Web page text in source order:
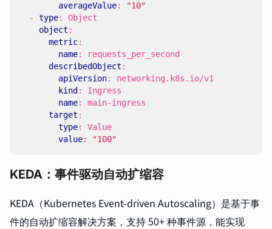
averageValue:
"10"
- type:
Object
object :
metric:
name:
requests_per_second
describedObject :
apiVersion:
networking.k8s.io/v1
kind :
Ingress
name:
main-ingress
target :
type:
Value
value: "100"
KEDA：事件驱动自动扩缩容
KEDA（Kubernetes Event-driven Autoscaling）是基于事
件的自动扩缩容解决方案，支持 50+ 种事件源，能实现